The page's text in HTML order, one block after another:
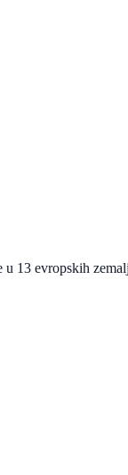
evropskih